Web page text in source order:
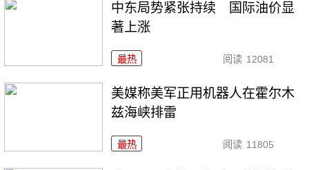
中东局势紧张持续 国际油价显
著上涨
最热 阅读 12081
美媒称美军正用机器人在霍尔木
兹海峡排雷
最热 阅读 11805